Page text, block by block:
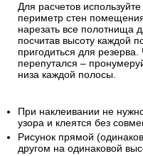
Для расчетов
периметр стен
нарезать все полотнища
посчитав высоту каждой
пригодиться для
перепутался –
низа каждой полосы.
При наклеивании не
узора и клеятся без
Рисунок прямой
другом на одинаковой